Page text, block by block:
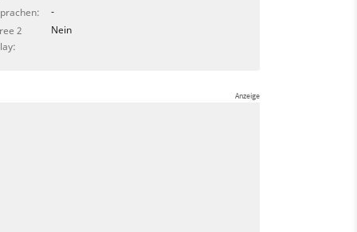
-
2
Nein